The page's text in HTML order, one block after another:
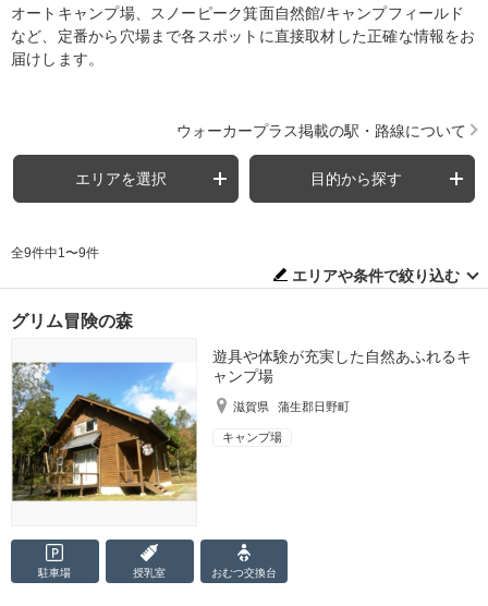
オートキャンプ場、スノーピーク箕面自然館/キャンプフィールド
など、定番から穴場まで各スポットに直接取材した正確な情報をお
届けします。
ウォーカープラス掲載の駅・路線について
エリアを選択 目的から探す
全9件中1〜9件
エリアや条件で絞り込む
グリム冒険の森
遊具や体験が充実した自然あふれるキ
ャンプ場
滋賀県 蒲生郡日野町
キャンプ場
駐車場 授乳室 おむつ交換台